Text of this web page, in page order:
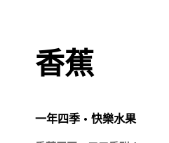
香蕉
一年四季 • 快樂水果